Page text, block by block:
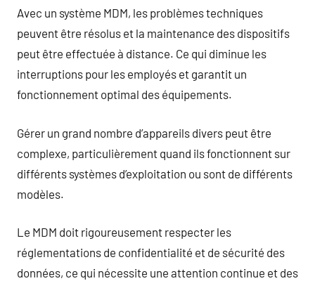
Avec un système MDM, les problèmes techniques
peuvent être résolus et la maintenance des dispositifs
peut être effectuée à distance. Ce qui diminue les
interruptions pour les employés et garantit un
fonctionnement optimal des équipements.
Gérer un grand nombre d’appareils divers peut être
complexe, particulièrement quand ils fonctionnent sur
différents systèmes d’exploitation ou sont de différents
modèles.
Le MDM doit rigoureusement respecter les
réglementations de confidentialité et de sécurité des
données, ce qui nécessite une attention continue et des